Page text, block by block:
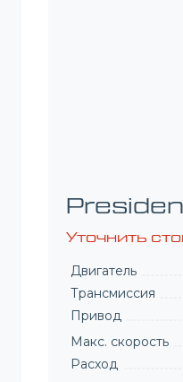
Уточнить
Двигатель
Трансмиссия
Привод
Макс. скорость
Расход